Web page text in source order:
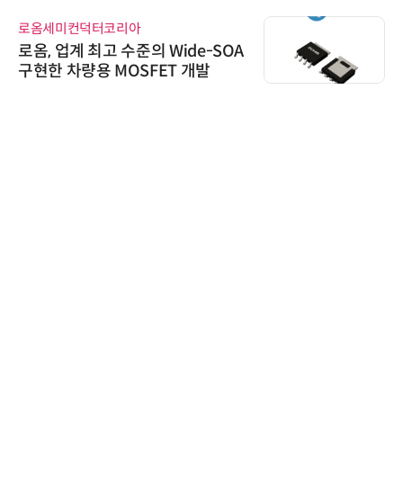
로옴세미컨덕터코리아
로옴, 업계 최고 수준의 Wide-SOA
구현한 차량용 MOSFET 개발